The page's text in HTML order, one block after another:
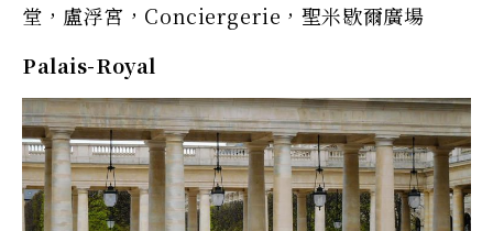
堂，盧浮宮，Conciergerie，聖米歇爾廣場
Palais-Royal